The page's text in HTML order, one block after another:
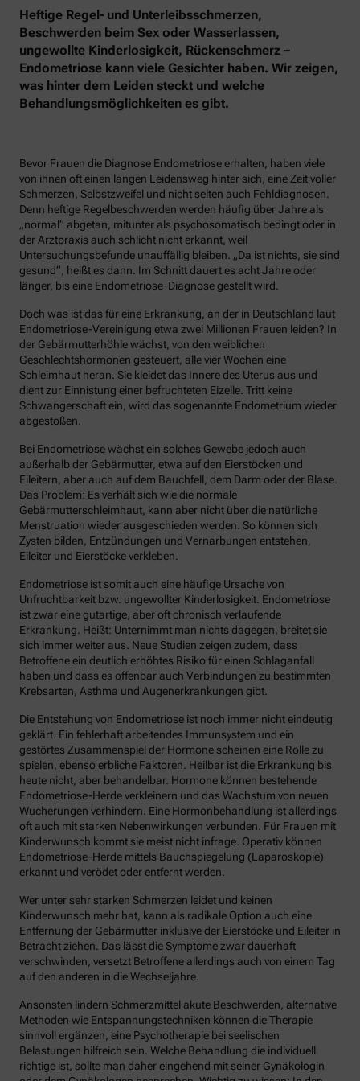
Heftige Regel- und Unterleibsschmerzen,
Beschwerden beim Sex oder Wasserlassen,
ungewollte Kinderlosigkeit, Rückenschmerz –
Endometriose kann viele Gesichter haben. Wir zeigen,
was hinter dem Leiden steckt und welche
Behandlungsmöglichkeiten es gibt.
Bevor Frauen die Diagnose Endometriose erhalten, haben viele
von ihnen oft einen langen Leidensweg hinter sich, eine Zeit voller
Schmerzen, Selbstzweifel und nicht selten auch Fehldiagnosen.
Denn heftige Regelbeschwerden werden häufig über Jahre als
„normal“ abgetan, mitunter als psychosomatisch bedingt oder in
der Arztpraxis auch schlicht nicht erkannt, weil
Untersuchungsbefunde unauffällig bleiben. „Da ist nichts, sie sind
gesund“, heißt es dann. Im Schnitt dauert es acht Jahre oder
länger, bis eine Endometriose-Diagnose gestellt wird.
Doch was ist das für eine Erkrankung, an der in Deutschland laut
Endometriose-Vereinigung etwa zwei Millionen Frauen leiden? In
der Gebärmutterhöhle wächst, von den weiblichen
Geschlechtshormonen gesteuert, alle vier Wochen eine
Schleimhaut heran. Sie kleidet das Innere des Uterus aus und
dient zur Einnistung einer befruchteten Eizelle. Tritt keine
Schwangerschaft ein, wird das sogenannte Endometrium wieder
abgestoßen.
Bei Endometriose wächst ein solches Gewebe jedoch auch
außerhalb der Gebärmutter, etwa auf den Eierstöcken und
Eileitern, aber auch auf dem Bauchfell, dem Darm oder der Blase.
Das Problem: Es verhält sich wie die normale
Gebärmutterschleimhaut, kann aber nicht über die natürliche
Menstruation wieder ausgeschieden werden. So können sich
Zysten bilden, Entzündungen und Vernarbungen entstehen,
Eileiter und Eierstöcke verkleben.
Endometriose ist somit auch eine häufige Ursache von
Unfruchtbarkeit bzw. ungewollter Kinderlosigkeit. Endometriose
ist zwar eine gutartige, aber oft chronisch verlaufende
Erkrankung. Heißt: Unternimmt man nichts dagegen, breitet sie
sich immer weiter aus. Neue Studien zeigen zudem, dass
Betroffene ein deutlich erhöhtes Risiko für einen Schlaganfall
haben und dass es offenbar auch Verbindungen zu bestimmten
Krebsarten, Asthma und Augenerkrankungen gibt.
Die Entstehung von Endometriose ist noch immer nicht eindeutig
geklärt. Ein fehlerhaft arbeitendes Immunsystem und ein
gestörtes Zusammenspiel der Hormone scheinen eine Rolle zu
spielen, ebenso erbliche Faktoren. Heilbar ist die Erkrankung bis
heute nicht, aber behandelbar. Hormone können bestehende
Endometriose-Herde verkleinern und das Wachstum von neuen
Wucherungen verhindern. Eine Hormonbehandlung ist allerdings
oft auch mit starken Nebenwirkungen verbunden. Für Frauen mit
Kinderwunsch kommt sie meist nicht infrage. Operativ können
Endometriose-Herde mittels Bauchspiegelung (Laparoskopie)
erkannt und verödet oder entfernt werden.
Wer unter sehr starken Schmerzen leidet und keinen
Kinderwunsch mehr hat, kann als radikale Option auch eine
Entfernung der Gebärmutter inklusive der Eierstöcke und Eileiter in
Betracht ziehen. Das lässt die Symptome zwar dauerhaft
verschwinden, versetzt Betroffene allerdings auch von einem Tag
auf den anderen in die Wechseljahre.
Ansonsten lindern Schmerzmittel akute Beschwerden, alternative
Methoden wie Entspannungstechniken können die Therapie
sinnvoll ergänzen, eine Psychotherapie bei seelischen
Belastungen hilfreich sein. Welche Behandlung die individuell
richtige ist, sollte man daher eingehend mit seiner Gynäkologin